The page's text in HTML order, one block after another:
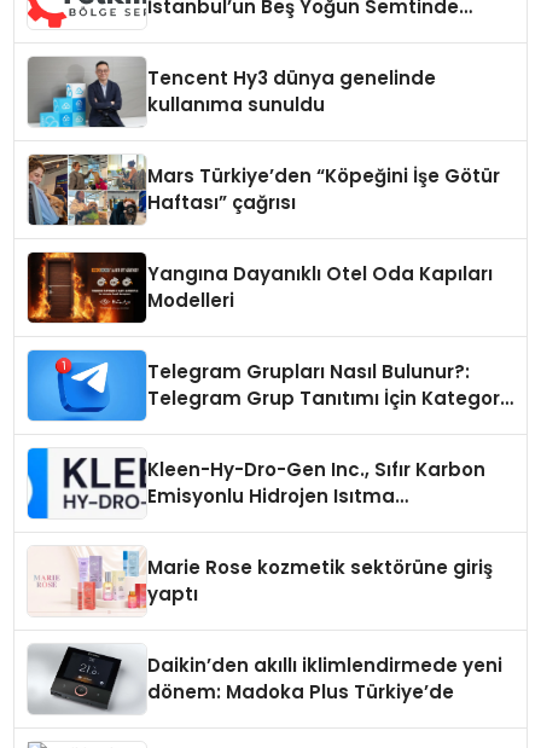
İstanbul’un Beş Yoğun Semtinde
Tencent Hy3 dünya genelinde
kullanıma sunuldu
Mars Türkiye’den “Köpeğini İşe Götür
Haftası” çağrısı
Yangına Dayanıklı Otel Oda Kapıları
Modelleri
Telegram Grupları Nasıl Bulunur?:
Telegram Grup Tanıtımı İçin Kategori
Kleen-Hy-Dro-Gen Inc., Sıfır Karbon
Emisyonlu Hidrojen Isıtma
Marie Rose kozmetik sektörüne giriş
yaptı
Daikin’den akıllı iklimlendirmede yeni
dönem: Madoka Plus Türkiye’de